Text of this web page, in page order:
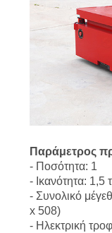
Παράμετρος
- Ποσότητα: 1
- Ικανότητα: 1,5
- Συνολικό
x 508)
- Ηλεκτρική